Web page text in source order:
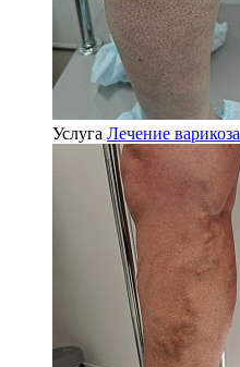
Услуга Лечение варикоза